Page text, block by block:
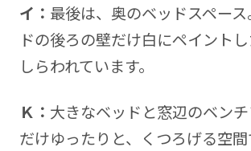
イ： 最後は、奥のベッドスペー
ドの後ろの壁だけ白にペイント
しらわれています。
Ｋ： 大きなベッドと窓辺のベン
だけゆったりと、くつろげる空間